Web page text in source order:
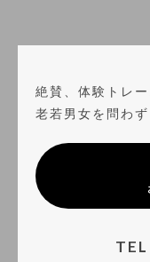
絶賛、体験トレー
老若男女を問わ